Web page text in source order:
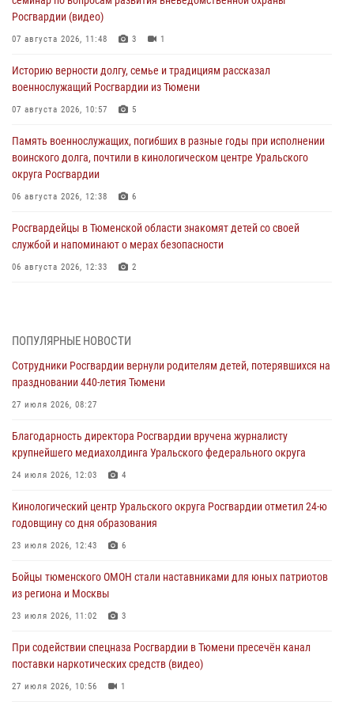
Росгвардии (видео)
07 августа 2026, 11:48 3 1
Историю верности долгу, семье и традициям рассказал
военнослужащий Росгвардии из Тюмени
07 августа 2026, 10:57 5
Память военнослужащих, погибших в разные годы при исполнении
воинского долга, почтили в кинологическом центре Уральского
округа Росгвардии
06 августа 2026, 12:38 6
Росгвардейцы в Тюменской области знакомят детей со своей
службой и напоминают о мерах безопасности
06 августа 2026, 12:33 2
06 августа 2026, 04:41 3
Росгвардейцы в Тюменской области почтили память генерала
армии Ивана Кирилловича Яковлева
05 августа 2026, 11:03
В Тюмени офицер Росгвардии в радиоэфире напомнил гражданам о
мерах безопасного владения оружием
05 августа 2026, 09:56
Военнослужащие Росгвардии сбили дрон-разведчик ВСУ на южном
направлении
05 августа 2026, 05:35
Стальной характер продемонстрировали росгвардейцы в ходе
масштабных спортивных событий на Урале
05 августа 2026, 05:22
ПОПУЛЯРНЫЕ НОВОСТИ
Сотрудники Росгвардии вернули родителям детей, потерявшихся на
праздновании 440-летия Тюмени
27 июля 2026, 08:27
Благодарность директора Росгвардии вручена журналисту
крупнейшего медиахолдинга Уральского федерального округа
24 июля 2026, 12:03 4
Кинологический центр Уральского округа Росгвардии отметил 24-ю
годовщину со дня образования
23 июля 2026, 12:43 6
Бойцы тюменского ОМОН стали наставниками для юных патриотов
из региона и Москвы
23 июля 2026, 11:02 3
При содействии спецназа Росгвардии в Тюмени пресечён канал
поставки наркотических средств (видео)
27 июля 2026, 10:56 1